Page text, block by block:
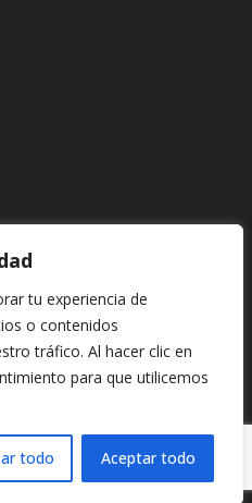
tu experiencia de
o contenidos
tráfico. Al hacer clic en
para que utilicemos
todo Aceptar todo